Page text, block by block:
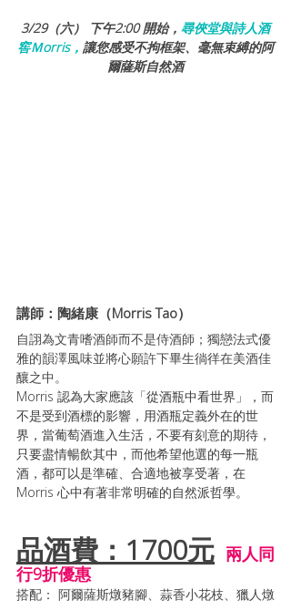
3/29（六） 下午2:00 開始， 尋俠堂與詩人酒
窖Ｍorris， 讓您感受不拘框架、毫無束縛的阿
爾薩斯自然酒
講師：陶緒康（Morris Tao）
自詡為文青嗜酒師而不是侍酒師；獨戀法式優
雅的韻澤風味並將心願許下畢生徜徉在美酒佳
釀之中。
Morris 認為大家應該「從酒瓶中看世界」，而
不是受到酒標的影響，用酒瓶定義外在的世
界，當葡萄酒進入生活，不要有刻意的期待，
只要盡情暢飲其中，而他希望他選的每一瓶
酒，都可以是準確、合適地被享受著，在
Morris 心中有著非常明確的自然派哲學。
品酒費：1700元 兩人同
行9折優惠
搭配： 阿爾薩斯燉豬腳、蒜香小花枝、獵人燉